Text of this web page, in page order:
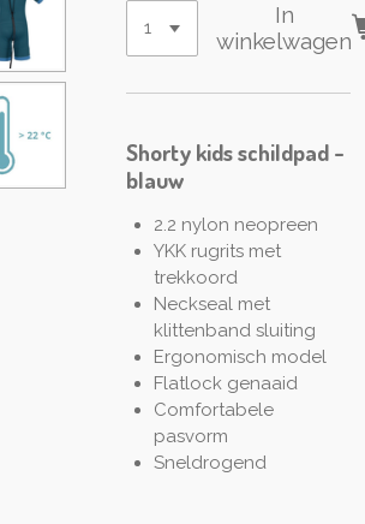
In
winkelwagen
Shorty kids schildpad -
blauw
2.2 nylon neopreen
YKK rugrits met
trekkoord
Neckseal met
klittenband sluiting
Ergonomisch model
Flatlock genaaid
Comfortabele
pasvorm
Sneldrogend